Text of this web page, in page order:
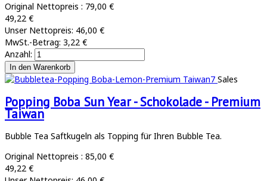
Original Nettopreis : 79,00 €
49,22 €
Unser Nettopreis: 46,00 €
MwSt.-Betrag: 3,22 €
Anzahl:
Sales
Popping Boba Sun Year - Schokolade - Premium
Taiwan
Bubble Tea Saftkugeln als Topping für Ihren Bubble Tea.
Original Nettopreis : 85,00 €
49,22 €